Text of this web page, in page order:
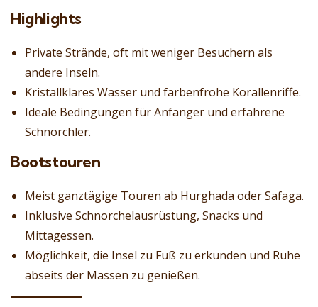
Highlights
Private Strände, oft mit weniger Besuchern als
andere Inseln.
Kristallklares Wasser und farbenfrohe Korallenriffe.
Ideale Bedingungen für Anfänger und erfahrene
Schnorchler.
Bootstouren
Meist ganztägige Touren ab Hurghada oder Safaga.
Inklusive Schnorchelausrüstung, Snacks und
Mittagessen.
Möglichkeit, die Insel zu Fuß zu erkunden und Ruhe
abseits der Massen zu genießen.